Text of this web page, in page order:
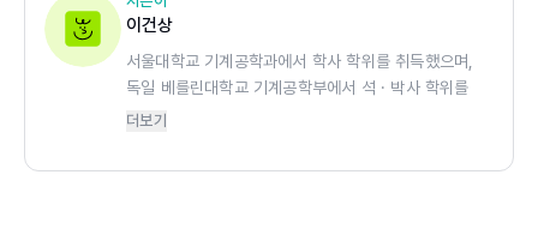
이건상
서울대학교 기계공학과에서 학사 학위를 취득했으며,
독일 베를린대학교 기계공학부에서 석 · 박사 학위를
취득한 후 연구원으로 재직했다. 이후 한국과학기술연
기계공학부에서 명예교수로 재직 중이다. 역서로는 『공
더보기